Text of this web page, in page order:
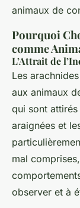
animaux de
Pourquoi
comme
L’Attrait de
Les
aux animaux
qui sont attirés
araignées et
mal
observer et à